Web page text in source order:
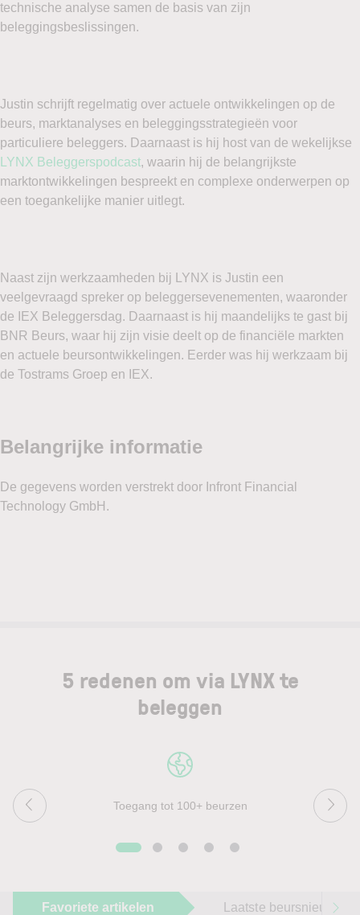
technische analyse samen de basis van zijn
beleggingsbeslissingen.
Justin schrijft regelmatig over actuele ontwikkelingen op de
beurs, marktanalyses en beleggingsstrategieën voor
particuliere beleggers. Daarnaast is hij host van de wekelijkse
LYNX Beleggerspodcast, waarin hij de belangrijkste
marktontwikkelingen bespreekt en complexe onderwerpen op
een toegankelijke manier uitlegt.
Naast zijn werkzaamheden bij LYNX is Justin een
veelgevraagd spreker op beleggersevenementen, waaronder
de IEX Beleggersdag. Daarnaast is hij maandelijks te gast bij
BNR Beurs, waar hij zijn visie deelt op de financiële markten
en actuele beursontwikkelingen. Eerder was hij werkzaam bij
de Tostrams Groep en IEX.
5 redenen om via LYNX te
beleggen
Toegang tot 100+ beurzen
Favoriete artikelen Laatste beursnieuws